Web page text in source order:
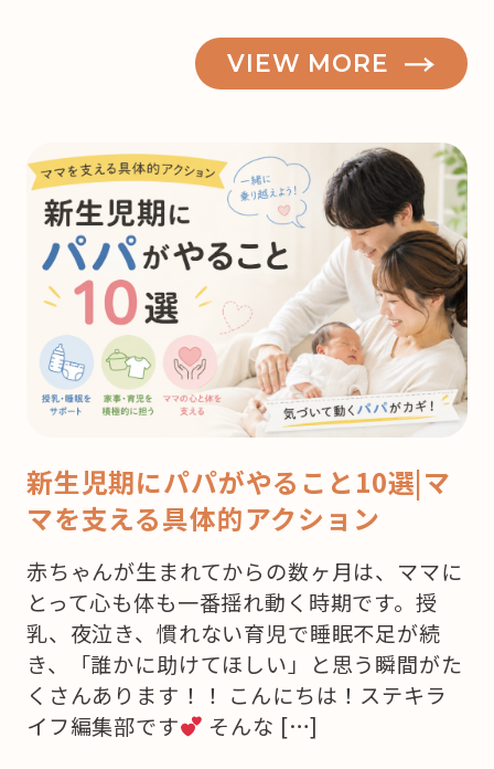
VIEW MORE
新生児期にパパがやること10選|マ
マを支える具体的アクション
赤ちゃんが生まれてからの数ヶ月は、ママに
とって心も体も一番揺れ動く時期です。授
乳、夜泣き、慣れない育児で睡眠不足が続
き、「誰かに助けてほしい」と思う瞬間がた
くさんあります！！ こんにちは！ステキラ
イフ編集部です
そんな […]